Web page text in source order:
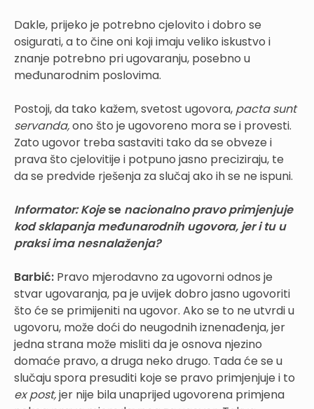
Dakle, prijeko je potrebno cjelovito i dobro se
osigurati, a to čine oni koji imaju veliko iskustvo i
znanje potrebno pri ugovaranju, posebno u
međunarodnim poslovima.
Postoji, da tako kažem, svetost ugovora, pacta sunt
servanda,ono što je ugovoreno mora se i provesti.
Zato ugovor treba sastaviti tako da se obveze i
prava što cjelovitije i potpuno jasno preciziraju, te
da se predvide rješenja za slučaj ako ih se ne ispuni.
Informator:Kojese nacionalno pravo primjenjuje
kod sklapanja međunarodnih ugovora, jer i tu u
praksi ima nesnalaženja?
Barbić: Pravo mjerodavno za ugovorni odnos je
stvar ugovaranja, pa je uvijek dobro jasno ugovoriti
što će se primijeniti na ugovor. Ako se to ne utvrdi u
ugovoru, može doći do neugodnih iznenađenja, jer
jedna strana može misliti da je osnova njezino
domaće pravo, a druga neko drugo. Tada će se u
slučaju spora presuditi koje se pravo primjenjuje i to
ex post,jer nije bila unaprijed ugovorena primjena